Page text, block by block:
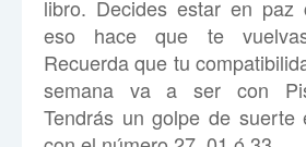
libro. Decides estar en
eso hace que te
Recuerda que tu
semana va a ser con
Tendrás un golpe de suerte